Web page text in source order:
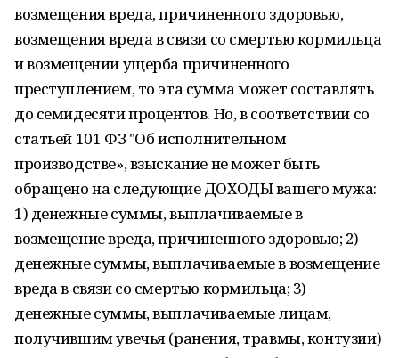
возмещения вреда, причиненного здоровью,
возмещения вреда в связи со смертью кормильца
и возмещении ущерба причиненного
преступлением, то эта сумма может составлять
до семидесяти процентов. Но, в соответствии со
статьей 101 ФЗ "Об исполнительном
производстве», взыскание не может быть
обращено на следующие ДОХОДЫ вашего мужа:
1) денежные суммы, выплачиваемые в
возмещение вреда, причиненного здоровью; 2)
денежные суммы, выплачиваемые в возмещение
вреда в связи со смертью кормильца; 3)
денежные суммы, выплачиваемые лицам,
получившим увечья (ранения, травмы, контузии)